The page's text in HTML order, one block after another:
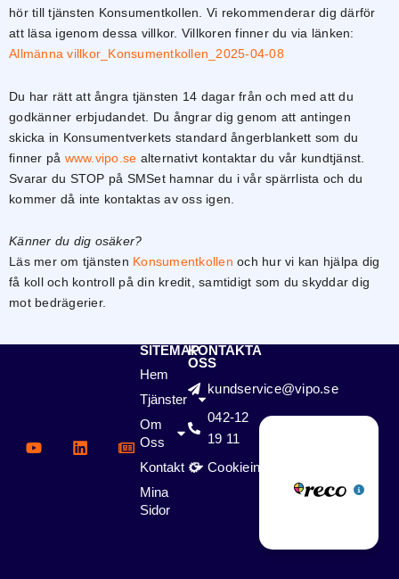
hör till tjänsten Konsumentkollen. Vi rekommenderar dig därför
att läsa igenom dessa villkor. Villkoren finner du via länken:
Allmänna villkor_Konsumentkollen_2025-04-08
Du har rätt att ångra tjänsten 14 dagar från och med att du
godkänner erbjudandet. Du ångrar dig genom att antingen
skicka in Konsumentverkets standard ångerblankett som du
finner på www.vipo.se alternativt kontaktar du vår kundtjänst.
Svarar du STOP på SMSet hamnar du i vår spärrlista och du
kommer då inte kontaktas av oss igen.
Känner du dig osäker?
Läs mer om tjänsten Konsumentkollen och hur vi kan hjälpa dig
få koll och kontroll på din kredit, samtidigt som du skyddar dig
mot bedrägerier.
o
i
n
e
SITEMAP
Hem
Tjänster
Om
Oss
Kontakt
Mina
Sidor
KONTAKTA
OSS
kundservice@vipo.se
042-12
19 11
Cookieinställningar
hemsidan
används.
Upplevelse
För att vår
hemsida ska
prestera så
bra som
möjligt under
ditt besök.
Om du nekar
kakorna
kommer viss
funktionalitet
att försvinna
från
ditt beteende